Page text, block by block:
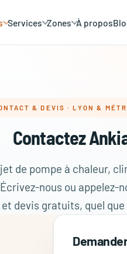
Services Zones À propos
& DEVIS · LYON &
Contactez
de pompe à chaleur,
nous ou appelez-
devis gratuits, quel